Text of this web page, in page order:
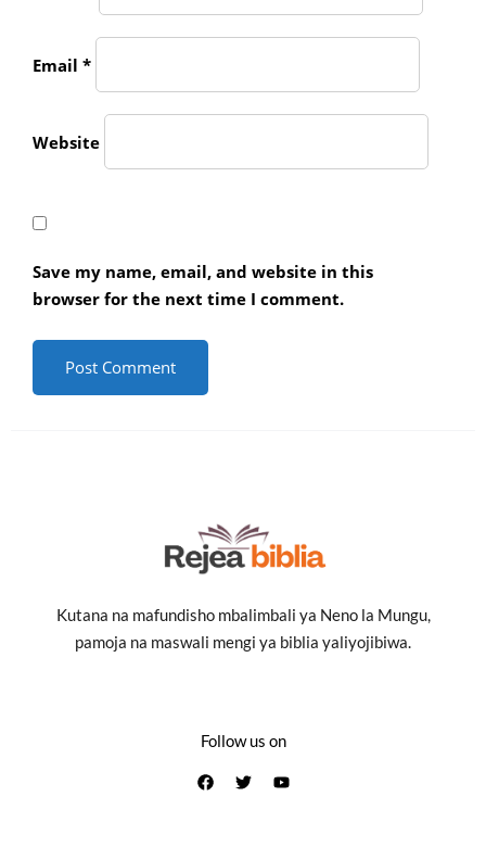
Email *
Website
Save my name, email, and website in this
browser for the next time I comment.
Kutana na mafundisho mbalimbali ya Neno la Mungu,
pamoja na maswali mengi ya biblia yaliyojibiwa.
Follow us on